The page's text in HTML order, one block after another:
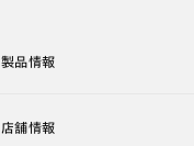
製品情報
店舗情報